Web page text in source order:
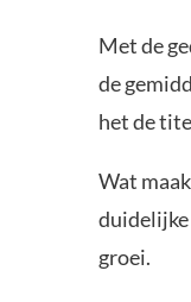
Met de
de
het de
Wat
duidelijke
groei.